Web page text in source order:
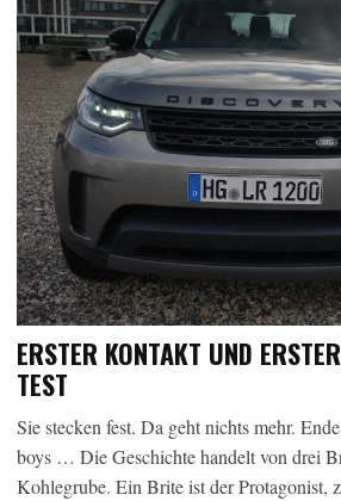
ERSTER KONTAKT UND
TEST
Sie stecken fest. Da geht nichts mehr.
boys … Die Geschichte handelt von drei
Kohlegrube. Ein Brite ist der Protagonist,